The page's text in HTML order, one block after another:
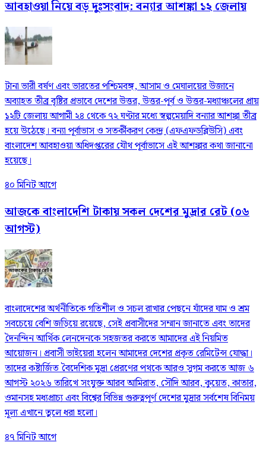
আবহাওয়া নিয়ে বড় দুঃসংবাদ: বন্যার আশঙ্কা ১২ জেলায়
টানা ভারী বর্ষণ এবং ভারতের পশ্চিমবঙ্গ, আসাম ও মেঘালয়ের উজানে
অব্যাহত তীব্র বৃষ্টির প্রভাবে দেশের উত্তর, উত্তর-পূর্ব ও উত্তর-মধ্যাঞ্চলের প্রায়
১২টি জেলায় আগামী ২৪ থেকে ৭২ ঘণ্টার মধ্যে স্বল্পমেয়াদি বন্যার আশঙ্কা তীব্র
হয়ে উঠেছে। বন্যা পূর্বাভাস ও সতর্কীকরণ কেন্দ্র (এফএফডব্লিউসি) এবং
বাংলাদেশ আবহাওয়া অধিদপ্তরের যৌথ পূর্বাভাসে এই আশঙ্কার কথা জানানো
হয়েছে।
৪০ মিনিট আগে
আজকে বাংলাদেশি টাকায় সকল দেশের মুদ্রার রেট (০৬
আগস্ট)
বাংলাদেশের অর্থনীতিকে গতিশীল ও সচল রাখার পেছনে যাঁদের ঘাম ও শ্রম
সবচেয়ে বেশি জড়িয়ে রয়েছে, সেই প্রবাসীদের সম্মান জানাতে এবং তাদের
দৈনন্দিন আর্থিক লেনদেনকে সহজতর করতে আমাদের এই নিয়মিত
আয়োজন। প্রবাসী ভাইয়েরা হলেন আমাদের দেশের প্রকৃত রেমিটেন্স যোদ্ধা।
তাদের কষ্টার্জিত বৈদেশিক মুদ্রা প্রেরণের পথকে আরও সুগম করতে আজ ৬
আগস্ট ২০২৬ তারিখে সংযুক্ত আরব আমিরাত, সৌদি আরব, কুয়েত, কাতার,
ওমানসহ মধ্যপ্রাচ্য এবং বিশ্বের বিভিন্ন গুরুত্বপূর্ণ দেশের মুদ্রার সর্বশেষ বিনিময়
মূল্য এখানে তুলে ধরা হলো।
৪৭ মিনিট আগে